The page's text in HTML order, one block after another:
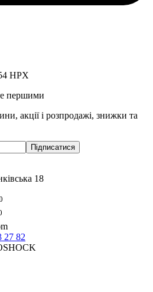
HPX
першими
акції і розпродажі, знижки та
Підписатися
18
27 82